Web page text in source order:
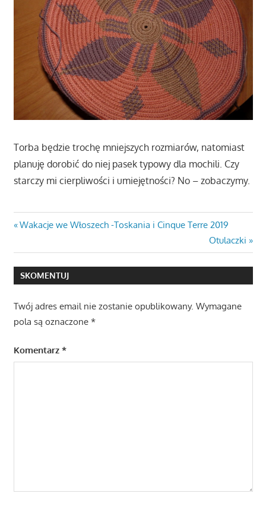
Torba będzie trochę mniejszych rozmiarów, natomiast
planuję dorobić do niej pasek typowy dla mochili. Czy
starczy mi cierpliwości i umiejętności? No – zobaczymy.
Nawigacja
wpisu
Previous
Wakacje we Włoszech -Toskania i Cinque Terre 2019
Next
Post:
Otulaczki
SKOMENTUJ
Twój adres email nie zostanie opublikowany. Wymagane
pola są oznaczone *
Komentarz *